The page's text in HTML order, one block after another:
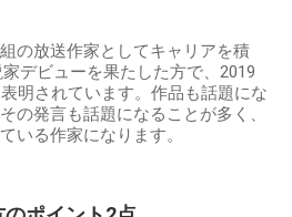
の放送作家としてキャリアを積
デビューを果たした方で、2019
明されています。作品も話題にな
の発言も話題になることが多く、
いる作家になります。